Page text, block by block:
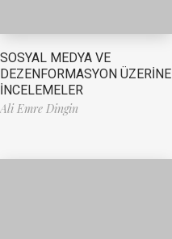
SOSYAL MEDYA VE
DEZENFORMASYON ÜZERİNE
İNCELEMELER
Ali Emre Dingin